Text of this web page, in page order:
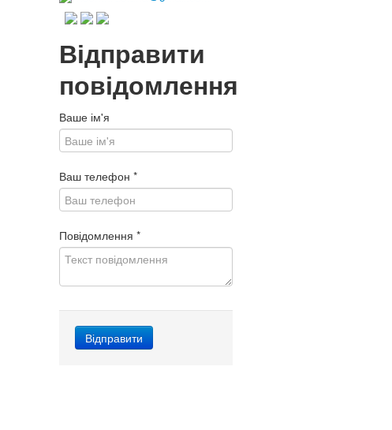
Відправити
повідомлення
Ваше ім'я
Ваш телефон *
Повідомлення *